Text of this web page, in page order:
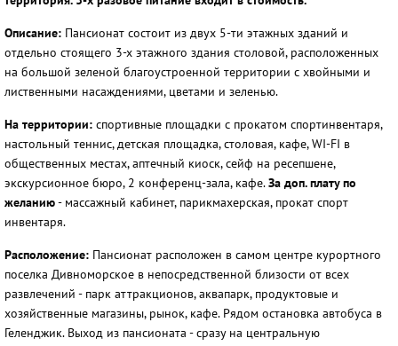
Описание: Пансионат состоит из двух 5-ти этажных зданий и
отдельно стоящего 3-х этажного здания столовой, расположенных
на большой зеленой благоустроенной территории с хвойными и
лиственными насаждениями, цветами и зеленью.
На территории: спортивные площадки с прокатом спортинвентаря,
настольный теннис, детская площадка, столовая, кафе, WI-FI в
общественных местах, аптечный киоск, сейф на ресепшене,
экскурсионное бюро, 2 конференц-зала, кафе.За доп. плату по
желанию- массажный кабинет, парикмахерская, прокат спорт
инвентаря.
Расположение: Пансионат расположен в самом центре курортного
поселка Дивноморское в непосредственной близости от всех
развлечений - парк аттракционов, аквапарк, продуктовые и
хозяйственные магазины, рынок, кафе. Рядом остановка автобуса в
Геленджик. Выход из пансионата - сразу на центральную